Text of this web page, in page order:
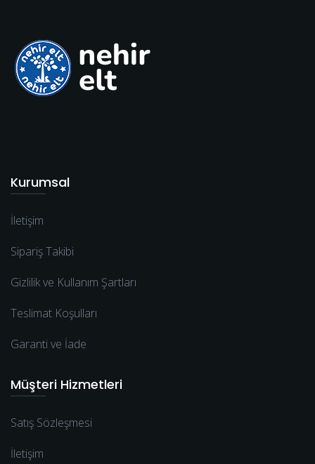
Kurumsal
İletişim
Sipariş Takibi
Gizlilik ve Kullanım Şartları
Teslimat Koşulları
Garanti ve İade
Müşteri Hizmetleri
Satış Sözleşmesi
İletişim